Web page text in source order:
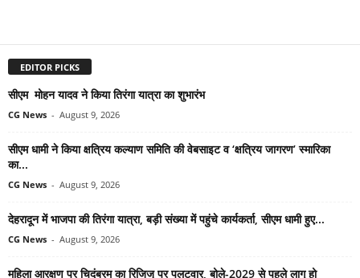
EDITOR PICKS
सीएम मोहन यादव ने किया तिरंगा यात्रा का शुभारंभ
CG News - August 9, 2026
सीएम धामी ने किया क्षत्रिय कल्याण समिति की वेबसाइट व ‘क्षत्रिय जागरण’ स्मारिका
का...
CG News - August 9, 2026
देहरादून में भाजपा की तिरंगा यात्रा, बड़ी संख्या में पहुंचे कार्यकर्ता, सीएम धामी हुए...
CG News - August 9, 2026
महिला आरक्षण पर चिदंबरम का रिजिजू पर पलटवार, बोले-2029 से पहले लागू हो